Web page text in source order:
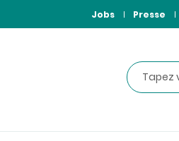
Jobs Presse
Rechercher